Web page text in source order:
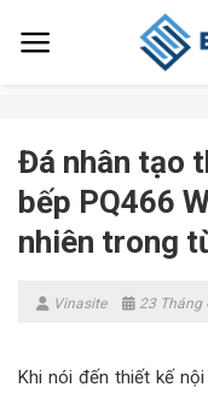
Đá nhân tạo
bếp PQ466
nhiên trong
Vinasite 23 Tháng
Khi nói đến thiết kế